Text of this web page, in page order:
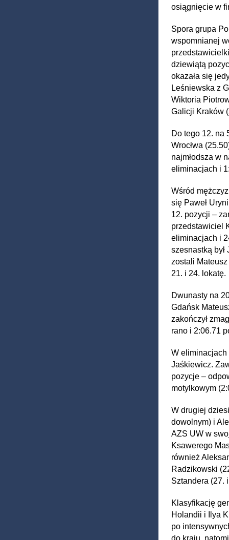
osiągnięcie w
Spora grupa
wspomnianej
dziewiątą
okazała się
Leśniewska z
Wiktoria
Galicji Kraków
Do tego 12. na
Wrocłwa
najmłodsza w
eliminacjach i
Wśród
się Paweł
12. pozycji –
przedstawiciel
eliminacjach i
szesnastką
zostali
21. i 24. lokatę.
Dwunasty na
Gdańsk
zakończył
rano i 2:06.71
W eliminacjach
Jaśkiewicz.
pozycje –
motylkowym
W drugiej
dowolnym) i
AZS UW w
Ksawerego
również
Radzikowski
Sztandera (27.
Klasyfikację
Holandii i Ilya
po
do kraju,